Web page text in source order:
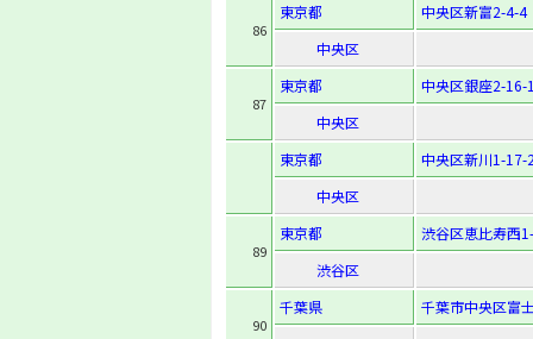
86
東京都
中央区新富2-4-4
中央区
87
東京都
中央区銀座2-16-
中央区
東京都
中央区新川1-17-
中央区
89
東京都
渋谷区恵比寿西
渋谷区
90
千葉県 千葉市中央区富